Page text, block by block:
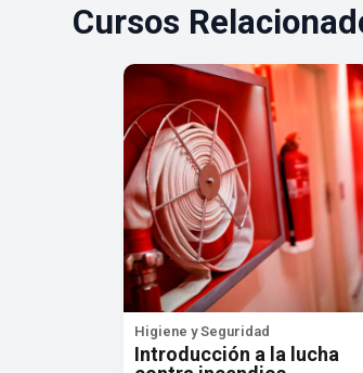
Cursos
Higiene y Seguridad
Introducción a la lucha